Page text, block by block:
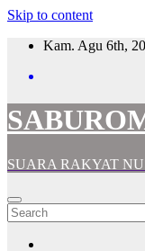
Skip to content
Kam. Agu 6th,
SUARA RAKYAT